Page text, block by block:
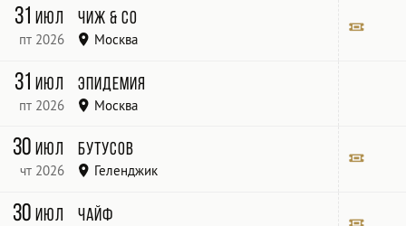
Ракушка
31июл
пт 2026
Чиж & Co
Москва
Яхт-клуб &amp; ресторан "Shore House"
31июл
пт 2026
Эпидемия
Москва
«ЦСКА»
30июл
чт 2026
Бутусов
Геленджик
«Геленджик Арена»
30июл Чайф